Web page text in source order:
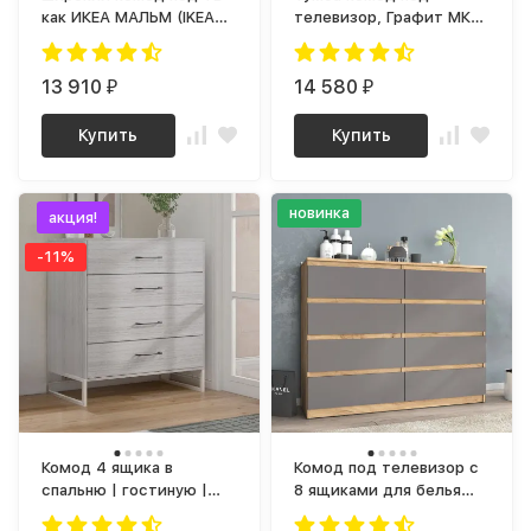
как ИКЕА МАЛЬМ (IKEA
MALM) 6 ящиков МК
1380.6 (МП/3) сонома /
белый МС мори
13 910₽
Купить
телевизор, Графит МК
1200.4 (МП) МС мори
14 580₽
Купить
акция!
-11%
Комод 4 ящика в
спальню | гостиную |
детскую | прихожую |
новинка
Комод под телевизор с
8 ящиками для белья
ЛОФТ К-16 СИТИ ЛДСП